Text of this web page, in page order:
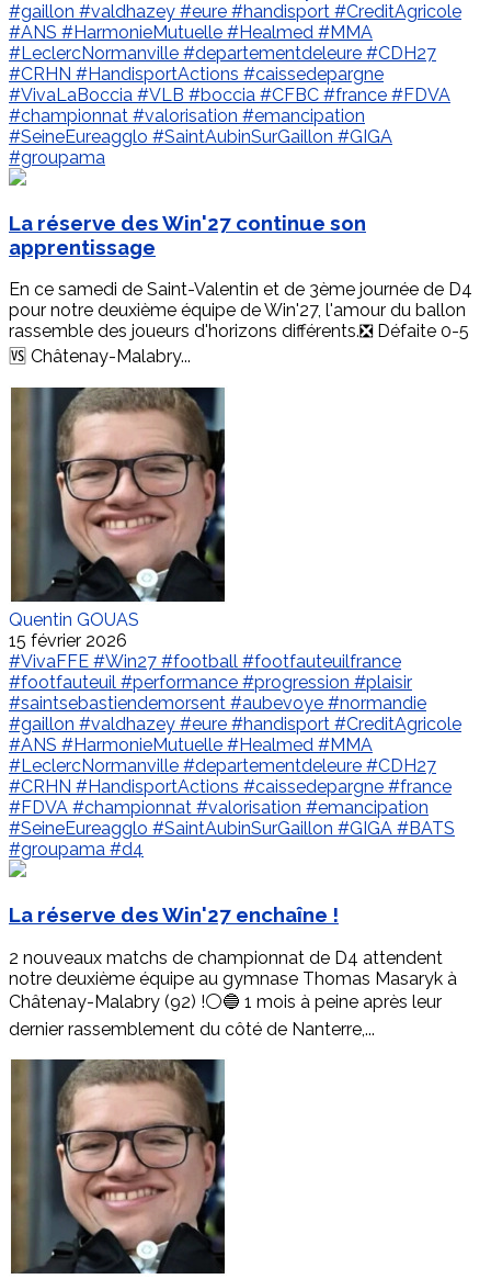
#gaillon #valdhazey #eure #handisport #CreditAgricole
#ANS #HarmonieMutuelle #Healmed #MMA
#LeclercNormanville #departementdeleure #CDH27
#CRHN #HandisportActions #caissedepargne
#VivaLaBoccia #VLB #boccia #CFBC #france #FDVA
#championnat #valorisation #emancipation
#SeineEureagglo #SaintAubinSurGaillon #GIGA
#groupama
La réserve des Win'27 continue son
apprentissage
En ce samedi de Saint-Valentin et de 3ème journée de D4
pour notre deuxième équipe de Win'27, l'amour du ballon
rassemble des joueurs d'horizons différents.❎ Défaite 0-5
🆚 Châtenay-Malabry...
Quentin GOUAS
15 février 2026
#VivaFFE #Win27 #football #footfauteuilfrance
#footfauteuil #performance #progression #plaisir
#saintsebastiendemorsent #aubevoye #normandie
#gaillon #valdhazey #eure #handisport #CreditAgricole
#ANS #HarmonieMutuelle #Healmed #MMA
#LeclercNormanville #departementdeleure #CDH27
#CRHN #HandisportActions #caissedepargne #france
#FDVA #championnat #valorisation #emancipation
#SeineEureagglo #SaintAubinSurGaillon #GIGA #BATS
#groupama #d4
La réserve des Win'27 enchaîne !
2 nouveaux matchs de championnat de D4 attendent
notre deuxième équipe au gymnase Thomas Masaryk à
Châtenay-Malabry (92) !⚪️🔵 1 mois à peine après leur
dernier rassemblement du côté de Nanterre,...